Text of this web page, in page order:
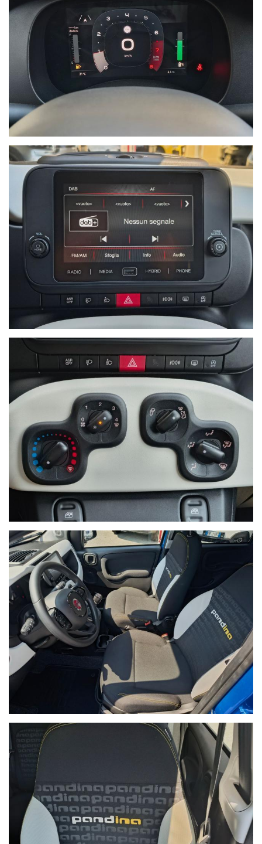
Ho letto e accetto
l'informativa privacy*
Acconsento al trattamento dei
miei dati per finalità di
marketing
Invia
Queste informazioni non saranno
condivise con terze parti